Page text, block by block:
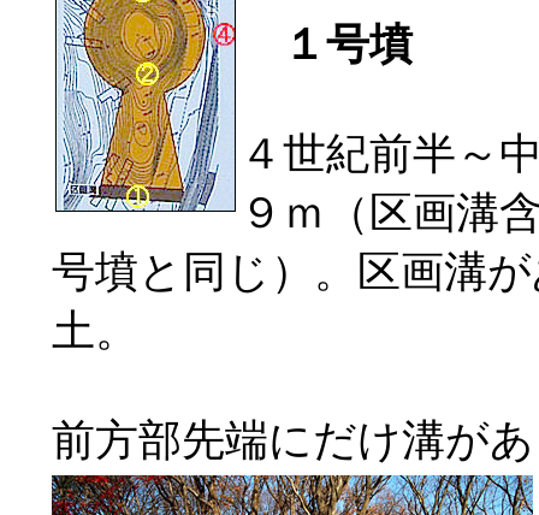
１号墳
４世紀前半～
９ｍ（区画溝
号墳と同じ）。区画溝
土。
前方部先端にだけ溝が